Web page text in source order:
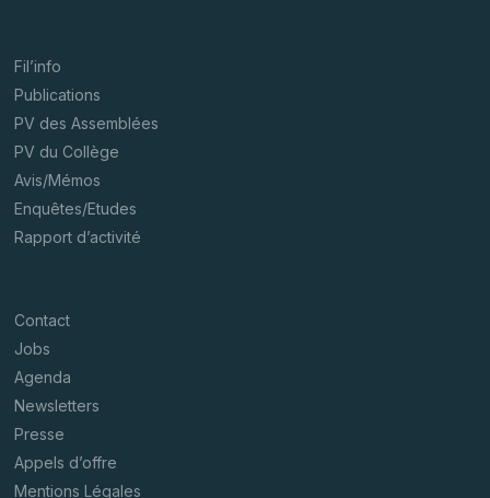
Fil’info
Publications
PV des Assemblées
PV du Collège
Avis/Mémos
Enquêtes/Etudes
Rapport d’activité
Contact
Jobs
Agenda
Newsletters
Presse
Appels d’offre
Mentions Légales